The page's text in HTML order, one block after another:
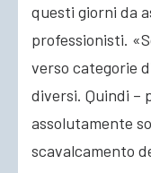
questi giorni da
professionisti.
verso categorie
diversi. Quindi –
assolutamente
scavalcamento